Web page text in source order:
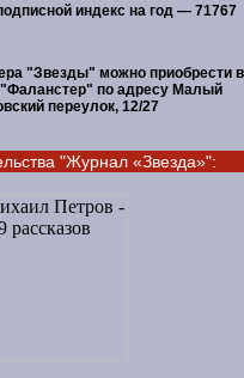
индекс на год — 71767
"Звезды" можно приобрести в
по адресу Малый
переулок, 12/27
"Журнал «Звезда»":